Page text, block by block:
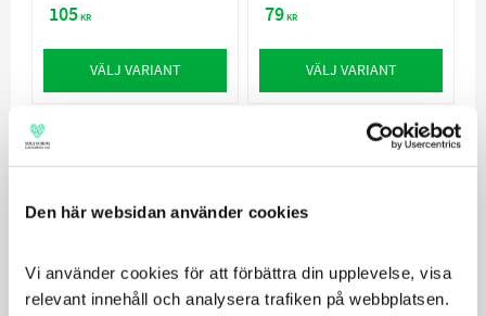
Den här websidan använder cookies
Vi använder cookies för att förbättra din upplevelse, visa
relevant innehåll och analysera trafiken på webbplatsen.
105KR
VÄLJ VARIANT
79KR
VÄLJ VARIANT